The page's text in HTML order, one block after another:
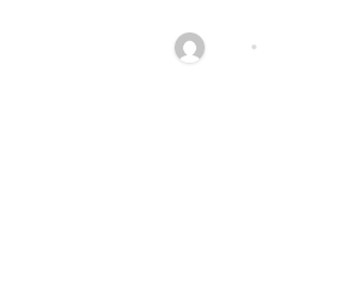
Poker Room
Alex